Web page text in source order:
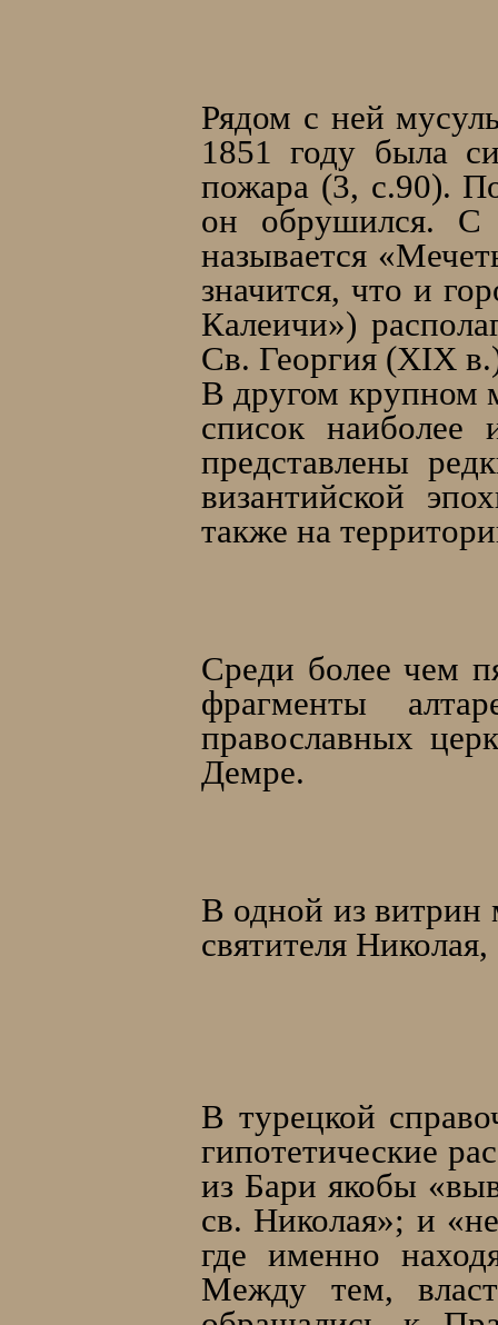
Рядом с ней
1851 году была
пожара (3, c.90).
он обрушился. С
называется
значится, что и
Калеичи»)
Св. Георгия (XIX
В другом крупном
список наиболее
представлены
византийской
также на
Cреди более чем
фрагменты
православных
Демре.
В одной из витрин
святителя
В турецкой
гипотетические
из Бари якобы
св. Николая»; и
где именно
Между тем,